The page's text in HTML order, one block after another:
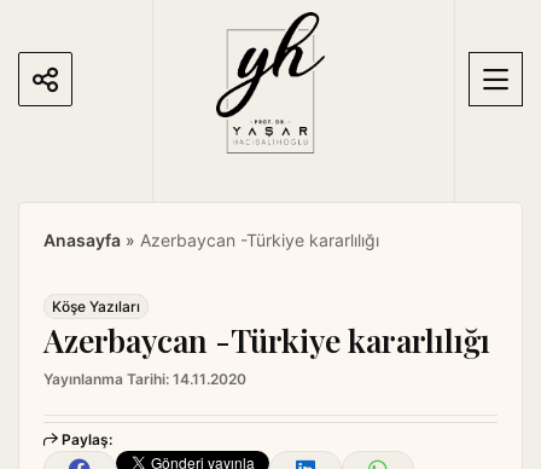
Anasayfa » Azerbaycan -Türkiye kararlılığı
Köşe Yazıları
Azerbaycan -Türkiye kararlılığı
Yayınlanma Tarihi: 14.11.2020
Paylaş: